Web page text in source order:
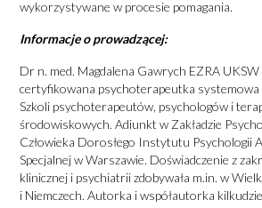
wykorzystywane w procesie pomagania.
Informacje o prowadzącej:
Dr n. med. Magdalena Gawrych EZRA
certyfikowana psychoterapeutka systemowa
Szkoli psychoterapeutów, psychologów i
środowiskowych. Adiunkt w Zakładzie
Człowieka Dorosłego Instytutu Psychologii
Specjalnej w Warszawie. Doświadczenie z
klinicznej i psychiatrii zdobywała m.in. w
i Niemczech. Autorka i współautorka